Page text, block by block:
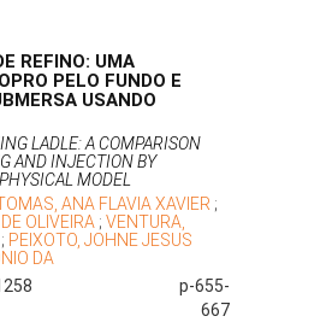
REFINO: UMA
PELO FUNDO E
USANDO
LADLE: A COMPARISON
AND INJECTION BY
MODEL
ANA FLAVIA XAVIER ;
OLIVEIRA ; VENTURA,
; PEIXOTO, JOHNE JESUS
DA
p-655-
667